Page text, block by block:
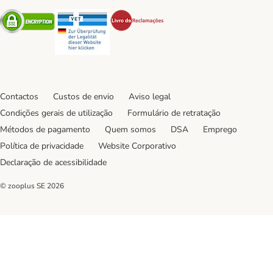
Security Security
Contactos Custos de envio
Aviso legal
Condições gerais de utilização
Formulário de retratação
Métodos de pagamento
Quem somos DSA
Emprego
Política de privacidade
Website Corporativo
Declaração de acessibilidade
© zooplus SE 2026